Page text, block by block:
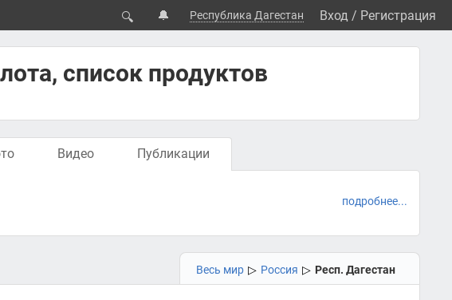
🔍 🔔 Республика Дагестан Вход / Регистрация
список продуктов
Видео Публикации
подробнее...
Весь мир ▷ Россия ▷ Респ. Дагестан